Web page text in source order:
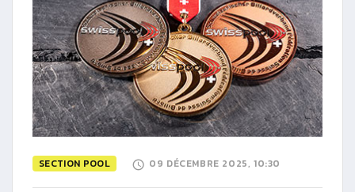
SECTION POOL 09 DÉCEMBRE 2025, 10:30